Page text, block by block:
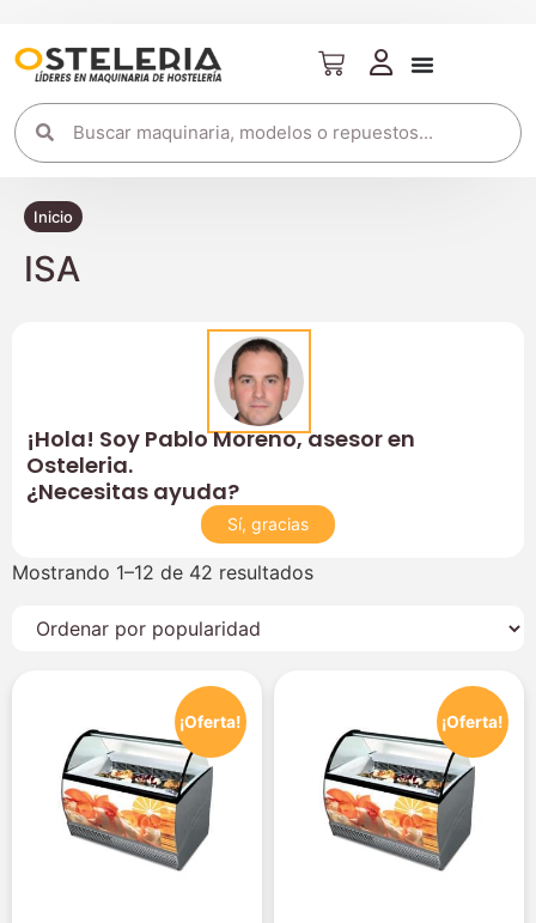
Inicio
ISA
¡Hola! Soy Pablo Moreno, asesor en
Osteleria.
¿Necesitas ayuda?
Sí, gracias
Mostrando 1–12 de 42 resultados
¡Oferta! ¡Oferta!